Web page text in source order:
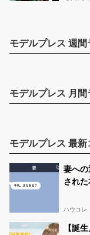
モデルプレス 週間
モデルプレス 月間
モデルプレス 最新
妻へ
され
ハウコレ
【誕